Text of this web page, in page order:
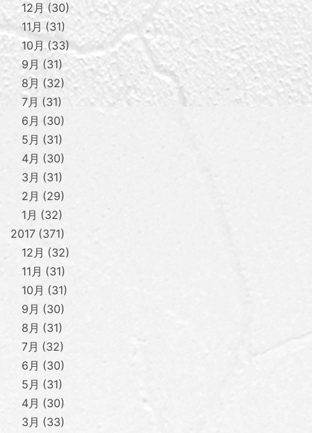
12月
30
11月
31
10月 33
9月 31
8月
32
7月
31
6月
30
5月
31
4月
30
3月
31
2月
29
1月
32
2017 371
12月
32
11月
31
10月
31
9月
30
8月
31
7月
32
6月
30
5月
31
4月
30
3月
33